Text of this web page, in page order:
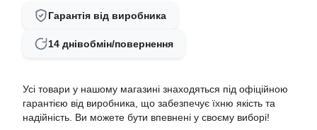
Гарантія від виробника
14 днівобмін/повернення
Усі товари у нашому магазині знаходяться під офіційною
гарантією від виробника, що забезпечує їхню якість та
надійність. Ви можете бути впевнені у своєму виборі!